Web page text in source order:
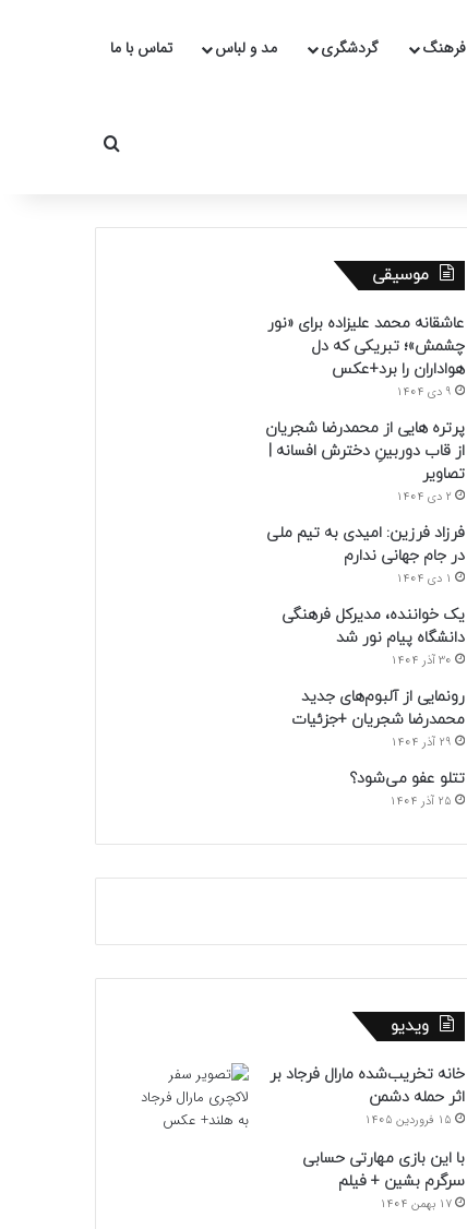
فرهنگ گردشگری مد و لباس تماس با ما
جستجو برای
موسیقی
عاشقانه محمد علیزاده برای «نور
چشمش»؛ تبریکی که دل
هواداران را برد+عکس
9 دی 1404
پرتره هایی از محمدرضا شجریان
از قاب دوربینِ دخترش افسانه |
تصاویر
2 دی 1404
فرزاد فرزین: امیدی به تیم ملی
در جام جهانی ندارم
1 دی 1404
یک خواننده، مدیرکل فرهنگی
دانشگاه پیام نور شد
30 آذر 1404
رونمایی از آلبوم‌های جدید
محمدرضا شجریان +جزئیات
29 آذر 1404
تتلو عفو می‌شود؟
25 آذر 1404
ویدیو
خانه تخریب‌شده مارال فرجاد بر
اثر حمله دشمن
15 فروردین 1405
با این بازی مهارتی حسابی
سرگرم بشین + فیلم
17 بهمن 1404